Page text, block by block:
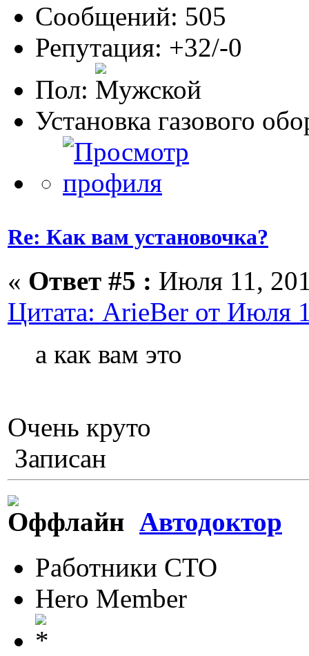
Сообщений: 505
Репутация: +32/-0
Пол:
Установка газового
Re: Как вам установочка?
« Ответ #5 : Июля 11,
Цитата: ArieBer от Июля
а как вам это
Очень круто
Записан
Автодоктор
Работники СТО
Hero Member